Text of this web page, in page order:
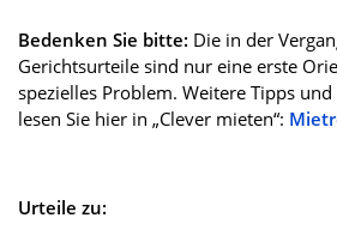
Bedenken Sie bitte: Die in der
Gerichtsurteile sind nur eine erste
spezielles Problem. Weitere Tipps
lesen Sie hier in „Clever mieten“:
Urteile zu: